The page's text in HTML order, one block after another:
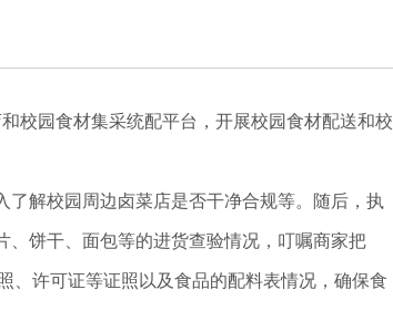
校园食材集采统配平台，开展校园食材配送和校
解校园周边卤菜店是否干净合规等。随后，执
饼干、面包等的进货查验情况，叮嘱商家把
、许可证等证照以及食品的配料表情况，确保食